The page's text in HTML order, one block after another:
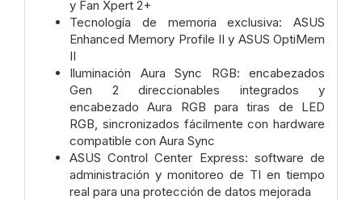
y Fan Xpert 2+
Tecnología de memoria exclusiva: ASUS
Enhanced Memory Profile II y ASUS OptiMem
II
Iluminación Aura Sync RGB: encabezados
Gen 2 direccionables integrados y
encabezado Aura RGB para tiras de LED
RGB, sincronizados fácilmente con hardware
compatible con Aura Sync
ASUS Control Center Express: software de
administración y monitoreo de TI en tiempo
real para una protección de datos mejorada